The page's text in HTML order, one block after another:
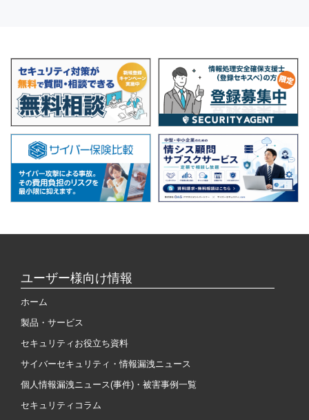
ユーザー様向け情報
ホーム
製品・サービス
セキュリティお役立ち資料
サイバーセキュリティ・情報漏洩ニュース
個人情報漏洩ニュース(事件)・被害事例一覧
セキュリティコラム